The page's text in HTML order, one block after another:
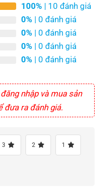
100% | 10 đánh giá
0% | 0 đánh giá
0% | 0 đánh giá
0% | 0 đánh giá
0% | 0 đánh giá
nhập và mua sản
đưa ra đánh giá.
3 2 1